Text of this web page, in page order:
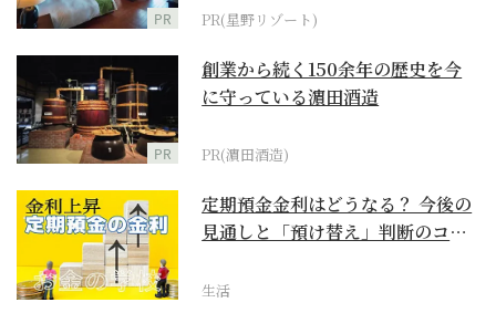
PR PR(星野リゾート)
PR
創業から続く150余年の歴史を今
に守っている濵田酒造
PR(濵田酒造)
定期預金金利はどうなる？ 今後の
見通しと「預け替え」判断のコツ
生活